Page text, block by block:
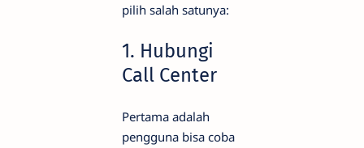
pilih salah satunya:
1. Hubungi
Call Center
Pertama adalah
pengguna bisa coba